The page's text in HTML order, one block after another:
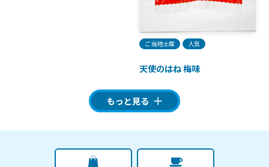
ご当地土産 人気
天使のはね 梅味
もっと見る